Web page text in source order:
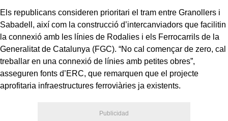
Els republicans consideren prioritari el tram entre Granollers i
Sabadell, així com la construcció d’intercanviadors que facilitin
la connexió amb les línies de Rodalies i els Ferrocarrils de la
Generalitat de Catalunya (FGC). “No cal començar de zero, cal
treballar en una connexió de línies amb petites obres”,
asseguren fonts d’ERC, que remarquen que el projecte
aprofitaria infraestructures ferroviàries ja existents.